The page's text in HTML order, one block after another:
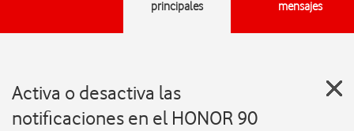
principales
mensajes
Activa o desactiva las
notificaciones en el HONOR 90